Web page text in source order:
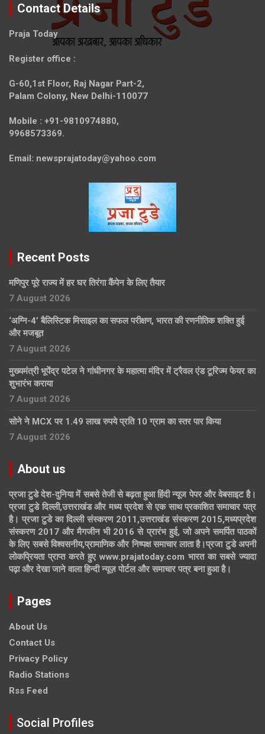
Contact Details
Praja Today
Register office :
G-60,1st Floor, Raj Nagar Part-2,
Palam Colony, New Delhi-110077
Mobile : +91-9810974880,
9968573369.
Email: newsprajatoday@yahoo.com
Recent Posts
मणिपुर पूरे राज्य में हर घर तिरंगा कैंपेन के लिए तैयार
7 August 2026
‘अग्नि-4’ बैलिस्टिक मिसाइल का सफल परीक्षण, भारत की रणनीतिक शक्ति हुई
और मजबूत
7 August 2026
मुख्यमंत्री भूपेंद्र पटेल ने गांधीनगर के महात्मा मंदिर में ट्रैवल एंड टूरिज्म फेयर का
शुभारंभ कराया
7 August 2026
सोने ने MCX पर 1.49 लाख रुपये प्रति 10 ग्राम का स्तर पार किया
7 August 2026
About us
प्रजा टुडे देश-दुनिया में सबसे तेजी से बढ़ता हुआ हिंदी न्यूज पेपर और वेबसाइट है।
प्रजा टुडे दिल्ली,उत्तराखंड और मध्य प्रदेश से एक साथ प्रकाशित समाचार पत्र
है। प्रजा टुडे का दिल्ली संस्करण 2011,उत्तराखंड संस्करण 2015,मध्यप्रदेश
संस्करण 2017 और मैगजीन भी 2016 से प्रारंभ हुई, जो अपने समर्पित पाठकों
के लिए सबसे विश्वसनीय,प्रामाणिक और निष्पक्ष समाचार लाता है।प्रजा टुडे अपनी
लोकप्रियता प्राप्त करते हुए www.prajatoday.com भारत का सबसे ज्यादा
पढ़ा और देखा जाने वाला हिन्दी न्यूज़ पोर्टल और समाचार पत्र बना हुआ है।
Pages
About Us
Contact Us
Privacy Policy
Radio Stations
Rss Feed
Social Profiles